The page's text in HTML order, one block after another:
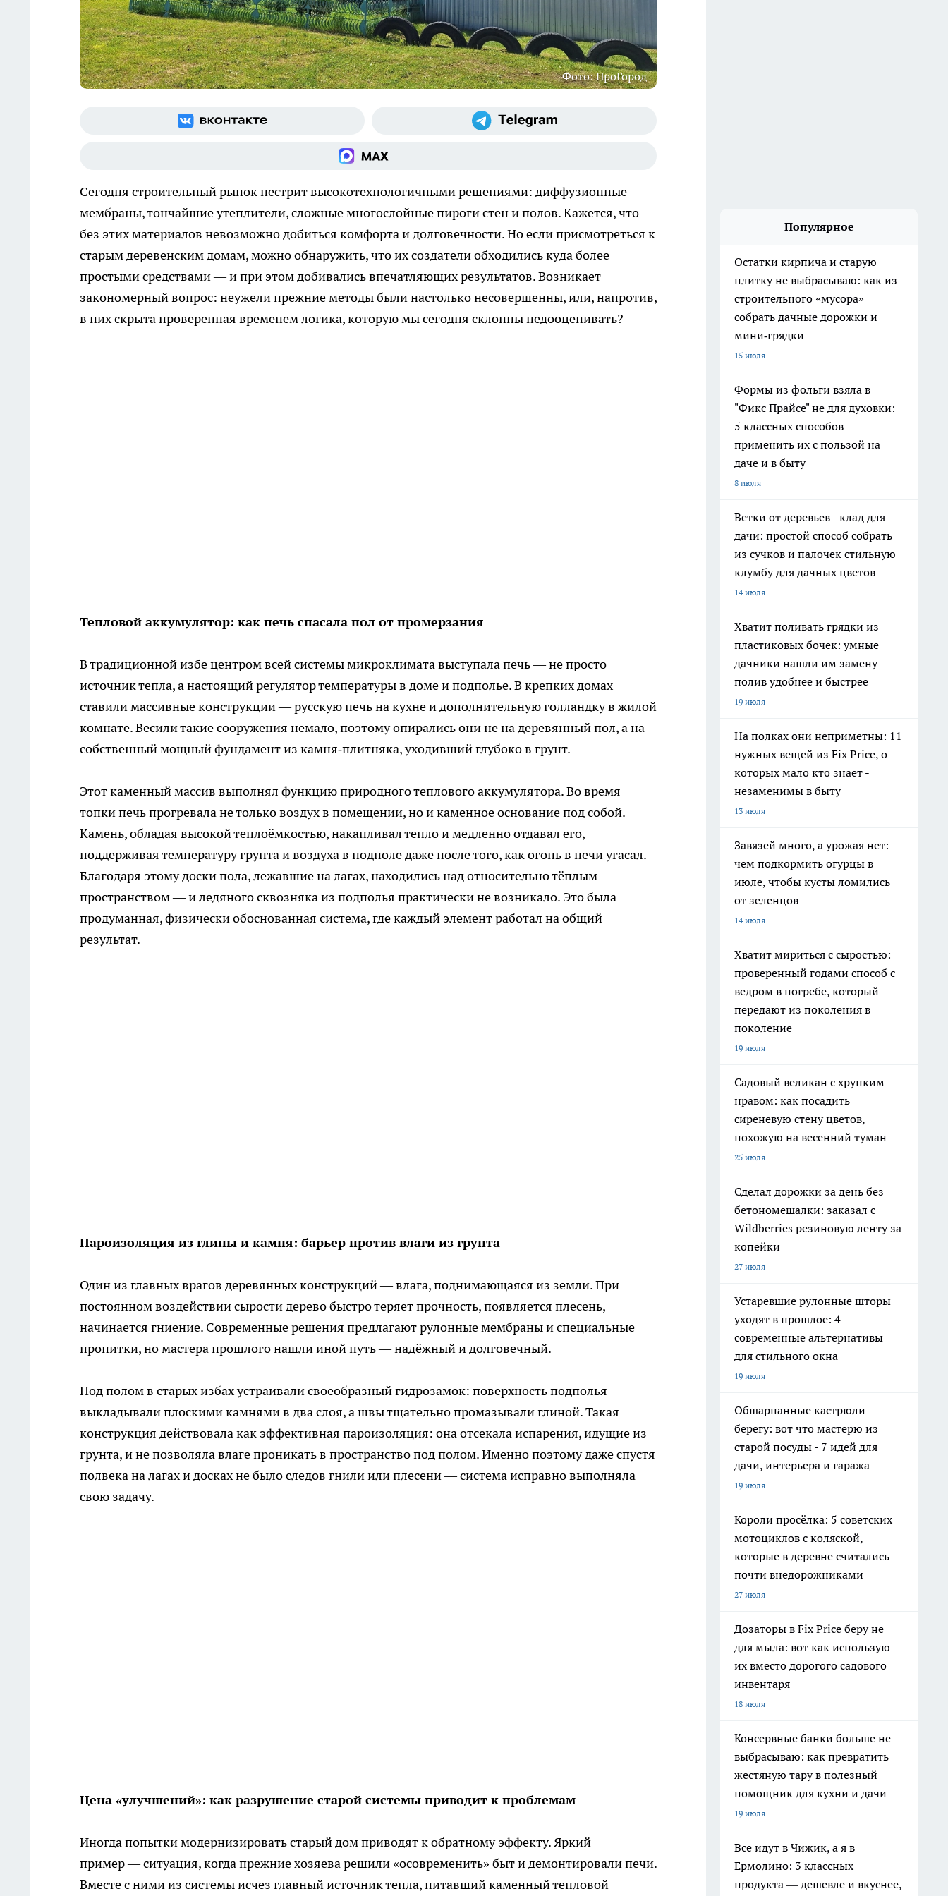
Фото: ПроГород
Сегодня строительный рынок пестрит высокотехнологичными решениями: диффузионные
мембраны, тончайшие утеплители, сложные многослойные пироги стен и полов. Кажется, что
без этих материалов невозможно добиться комфорта и долговечности. Но если присмотреться к
старым деревенским домам, можно обнаружить, что их создатели обходились куда более
простыми средствами — и при этом добивались впечатляющих результатов. Возникает
закономерный вопрос: неужели прежние методы были настолько несовершенны, или, напротив,
в них скрыта проверенная временем логика, которую мы сегодня склонны недооценивать?
Тепловой аккумулятор: как печь спасала пол от промерзания
В традиционной избе центром всей системы микроклимата выступала печь — не просто
источник тепла, а настоящий регулятор температуры в доме и подполье. В крепких домах
ставили массивные конструкции — русскую печь на кухне и дополнительную голландку в жилой
комнате. Весили такие сооружения немало, поэтому опирались они не на деревянный пол, а на
собственный мощный фундамент из камня‑плитняка, уходивший глубоко в грунт.
Этот каменный массив выполнял функцию природного теплового аккумулятора. Во время
топки печь прогревала не только воздух в помещении, но и каменное основание под собой.
Камень, обладая высокой теплоёмкостью, накапливал тепло и медленно отдавал его,
поддерживая температуру грунта и воздуха в подполе даже после того, как огонь в печи угасал.
Благодаря этому доски пола, лежавшие на лагах, находились над относительно тёплым
пространством — и ледяного сквозняка из подполья практически не возникало. Это была
продуманная, физически обоснованная система, где каждый элемент работал на общий
результат.
Пароизоляция из глины и камня: барьер против влаги из грунта
Один из главных врагов деревянных конструкций — влага, поднимающаяся из земли. При
постоянном воздействии сырости дерево быстро теряет прочность, появляется плесень,
начинается гниение. Современные решения предлагают рулонные мембраны и специальные
пропитки, но мастера прошлого нашли иной путь — надёжный и долговечный.
Под полом в старых избах устраивали своеобразный гидрозамок: поверхность подполья
выкладывали плоскими камнями в два слоя, а швы тщательно промазывали глиной. Такая
конструкция действовала как эффективная пароизоляция: она отсекала испарения, идущие из
грунта, и не позволяла влаге проникать в пространство под полом. Именно поэтому даже спустя
полвека на лагах и досках не было следов гнили или плесени — система исправно выполняла
свою задачу.
Цена «улучшений»: как разрушение старой системы приводит к проблемам
Иногда попытки модернизировать старый дом приводят к обратному эффекту. Яркий
пример — ситуация, когда прежние хозяева решили «осовременить» быт и демонтировали печи.
Вместе с ними из системы исчез главный источник тепла, питавший каменный тепловой
Популярное
Остатки кирпича и старую
плитку не выбрасываю: как из
строительного «мусора»
собрать дачные дорожки и
мини‑грядки
15 июля
Формы из фольги взяла в
"Фикс Прайсе" не для духовки:
5 классных способов
применить их с пользой на
даче и в быту
8 июля
Ветки от деревьев - клад для
дачи: простой способ собрать
из сучков и палочек стильную
клумбу для дачных цветов
14 июля
Хватит поливать грядки из
пластиковых бочек: умные
дачники нашли им замену -
полив удобнее и быстрее
19 июля
На полках они неприметны: 11
нужных вещей из Fix Price, о
которых мало кто знает -
незаменимы в быту
13 июля
Завязей много, а урожая нет:
чем подкормить огурцы в
июле, чтобы кусты ломились
от зеленцов
14 июля
Хватит мириться с сыростью:
проверенный годами способ с
ведром в погребе, который
передают из поколения в
поколение
19 июля
Садовый великан с хрупким
нравом: как посадить
сиреневую стену цветов,
похожую на весенний туман
25 июля
Сделал дорожки за день без
бетономешалки: заказал с
Wildberries резиновую ленту за
копейки
27 июля
Устаревшие рулонные шторы
уходят в прошлое: 4
современные альтернативы
для стильного окна
19 июля
Обшарпанные кастрюли
берегу: вот что мастерю из
старой посуды - 7 идей для
дачи, интерьера и гаража
19 июля
Короли просёлка: 5 советских
мотоциклов с коляской,
которые в деревне считались
почти внедорожниками
27 июля
Дозаторы в Fix Price беру не
для мыла: вот как использую
их вместо дорогого садового
инвентаря
18 июля
Консервные банки больше не
выбрасываю: как превратить
жестяную тару в полезный
помощник для кухни и дачи
19 июля
Все идут в Чижик, а я в
Ермолино: 3 классных
продукта — дешевле и вкуснее,